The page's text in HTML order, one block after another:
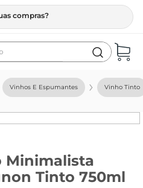
compras?
Vinhos E Espumantes Vinho Tinto
Minimalista
Tinto 750ml